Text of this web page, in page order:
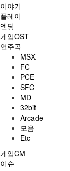
이야기
플레이
엔딩
게임OST
연주곡
MSX
FC
PCE
SFC
MD
32bit
Arcade
모음
Etc
게임CM
이슈